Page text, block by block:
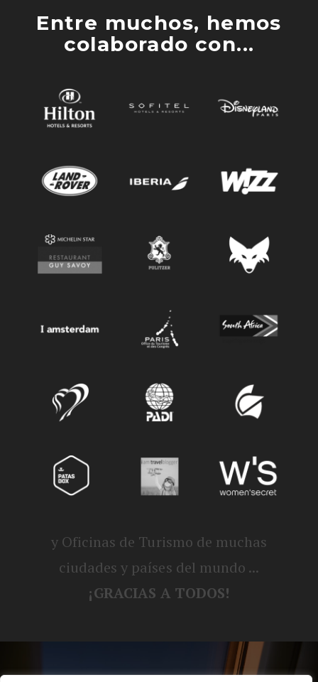
Entre muchos, hemos
colaborado con...
y Oficinas de Turismo de muchas
ciudades y países del mundo ...
¡GRACIAS A TODOS!